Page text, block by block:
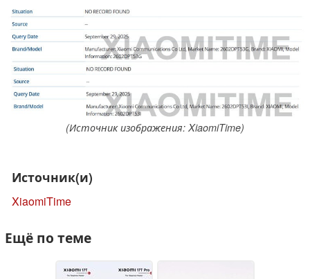
(Источник изображения: XiaomiTime)
Источник(и)
XiaomiTime
Ещё по теме